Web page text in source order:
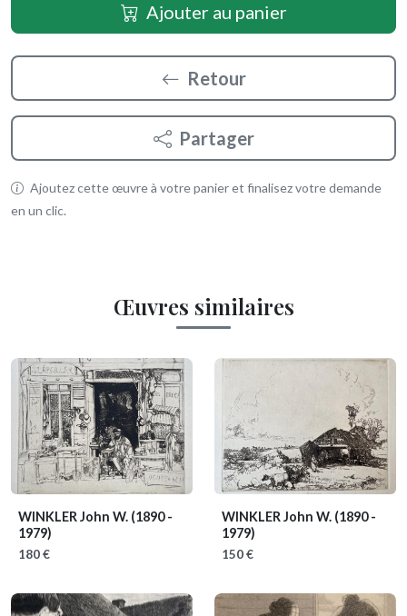
Ajouter au panier
Retour
Partager
Ajoutez cette œuvre à votre panier et finalisez votre demande
en un clic.
Œuvres similaires
WINKLER John W. (1890 -
1979)
180 €
WINKLER John W. (1890 -
1979)
150 €